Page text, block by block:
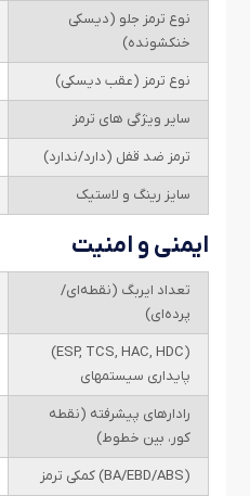
نوع ترمز جلو (دیسکی
خنکشونده)
نوع ترمز (عقب دیسکی)
سایر ویژگی های ترمز
ترمز ضد قفل (دارد/ندارد)
سایز رینگ و لاستیک
ایمنی و امنیت
تعداد ایربگ (نقطه‌ای/
پرده‌ای)
(ESP, TCS, HAC, HDC)
پایداری سیستمهای
رادارهای پیشرفته (نقطه
کور، بین خطوط)
(BA/EBD/ABS) کمکی ترمز